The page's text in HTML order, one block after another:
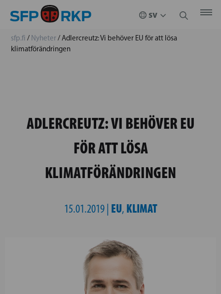
sfp.fi / Nyheter/Adlercreutz: Vi behöver EU för att lösa
klimatförändringen
ADLERCREUTZ: VI BEHÖVER EU
FÖR ATT LÖSA
KLIMATFÖRÄNDRINGEN
15.01.2019 | EU, KLIMAT